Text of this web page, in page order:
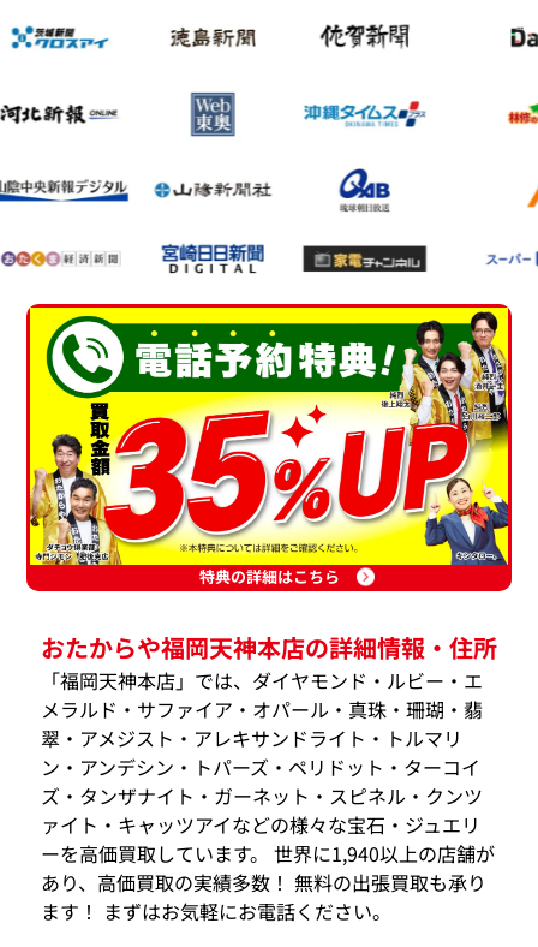
特典の詳細はこちら
おたからや福岡天神本店の詳細情報・住所
「福岡天神本店」では、ダイヤモンド・ルビー・エ
メラルド・サファイア・オパール・真珠・珊瑚・翡
翠・アメジスト・アレキサンドライト・トルマリ
ン・アンデシン・トパーズ・ペリドット・ターコイ
ズ・タンザナイト・ガーネット・スピネル・クンツ
ァイト・キャッツアイなどの様々な宝石・ジュエリ
ーを高価買取しています。 世界に1,940以上の店舗が
あり、高価買取の実績多数！ 無料の出張買取も承り
ます！ まずはお気軽にお電話ください。